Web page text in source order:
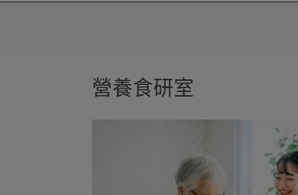
營養食研室